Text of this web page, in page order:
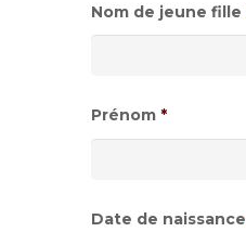
Nom de jeune fille
Prénom *
Date de naissance